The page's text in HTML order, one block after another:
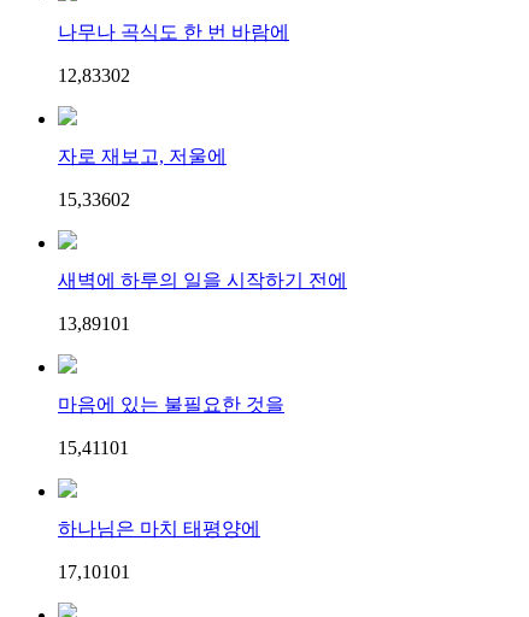
나무나 곡식도 한 번 바람에
12,83302
자로 재보고, 저울에
15,33602
새벽에 하루의 일을 시작하기 전에
13,89101
마음에 있는 불필요한 것을
15,41101
하나님은 마치 태평양에
17,10101